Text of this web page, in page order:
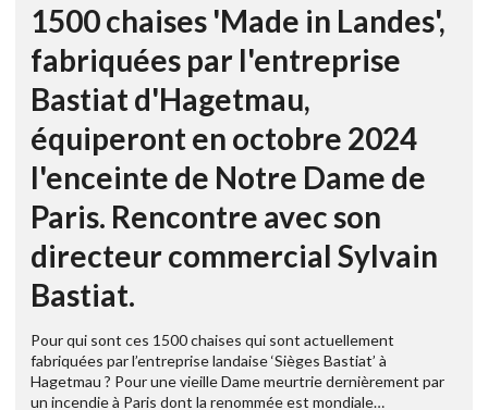
1500 chaises 'Made in Landes',
fabriquées par l'entreprise
Bastiat d'Hagetmau,
équiperont en octobre 2024
l'enceinte de Notre Dame de
Paris. Rencontre avec son
directeur commercial Sylvain
Bastiat.
Pour qui sont ces 1500 chaises qui sont actuellement
fabriquées par l’entreprise landaise ‘Sièges Bastiat’ à
Hagetmau ? Pour une vieille Dame meurtrie dernièrement par
un incendie à Paris dont la renommée est mondiale…